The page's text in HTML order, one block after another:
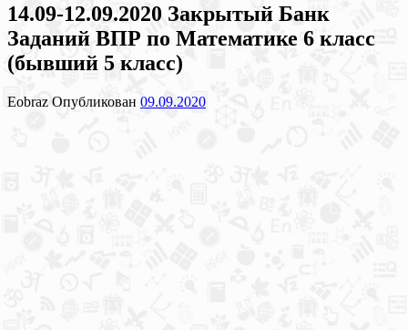
14.09-12.09.2020 Закрытый Банк
Заданий ВПР по Математике 6 класс
(бывший 5 класс)
Eobraz Опубликован 09.09.2020